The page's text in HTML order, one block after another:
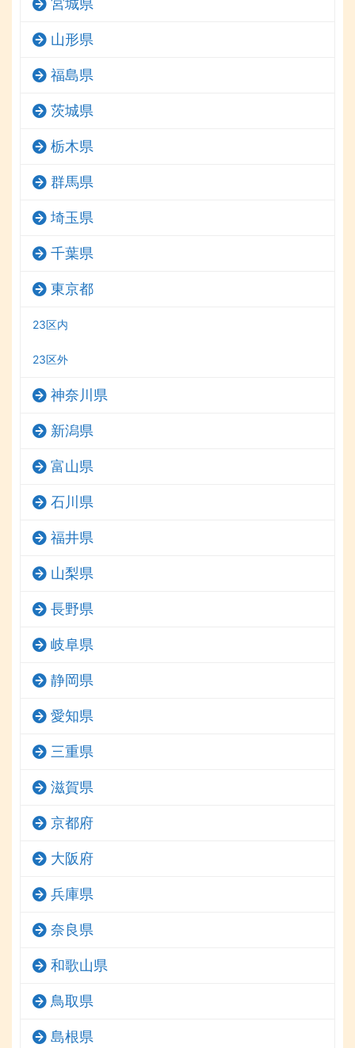
宮城県
山形県
福島県
茨城県
栃木県
群馬県
埼玉県
千葉県
東京都
23区内
23区外
神奈川県
新潟県
富山県
石川県
福井県
山梨県
長野県
岐阜県
静岡県
愛知県
三重県
滋賀県
京都府
大阪府
兵庫県
奈良県
和歌山県
鳥取県
島根県